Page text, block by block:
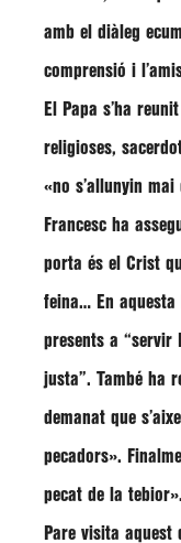
amb el diàleg
comprensió i
El Papa s’ha
religioses,
«no s’allunyin
Francesc ha
porta és el Crist
feina… En
presents a “servir
justa”. També ha
demanat que
pecadors».
pecat de la tebior»
Pare visita